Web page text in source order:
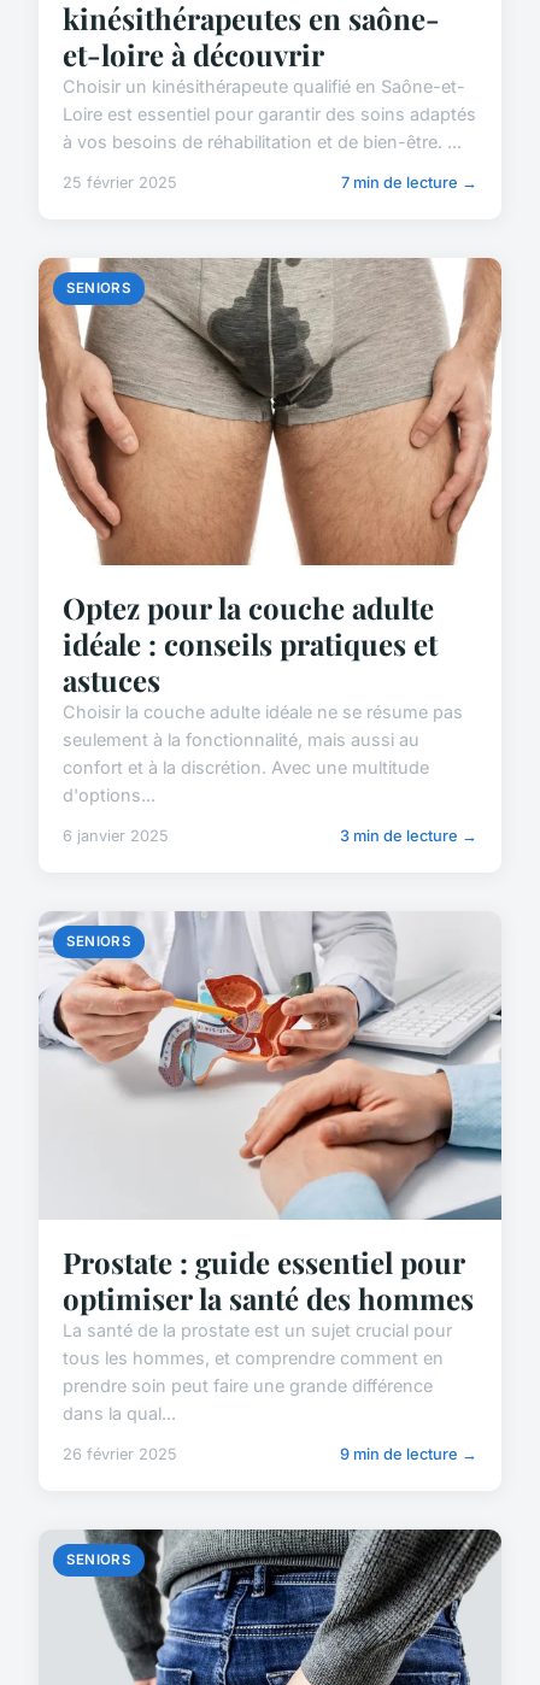
kinésithérapeutes en saône-
et-loire à découvrir
Choisir un kinésithérapeute qualifié en Saône-et-
Loire est essentiel pour garantir des soins adaptés
à vos besoins de réhabilitation et de bien-être. ...
25 février 2025 7 min de lecture →
SENIORS
Optez pour la couche adulte
idéale : conseils pratiques et
astuces
Choisir la couche adulte idéale ne se résume pas
seulement à la fonctionnalité, mais aussi au
confort et à la discrétion. Avec une multitude
d'options...
6 janvier 2025 3 min de lecture →
SENIORS
Prostate : guide essentiel pour
optimiser la santé des hommes
La santé de la prostate est un sujet crucial pour
tous les hommes, et comprendre comment en
prendre soin peut faire une grande différence
dans la qual...
26 février 2025 9 min de lecture →
SENIORS